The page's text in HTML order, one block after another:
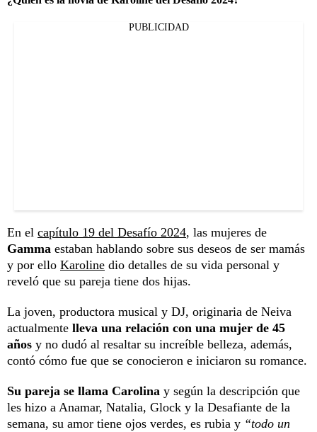
PUBLICIDAD
En el capítulo 19 del Desafío 2024, las mujeres de
Gamma estaban hablando sobre sus deseos de ser mamás
y por ello Karoline dio detalles de su vida personal y
reveló que su pareja tiene dos hijas.
La joven, productora musical y DJ, originaria de Neiva
actualmente lleva una relación con una mujer de 45
años y no dudó al resaltar su increíble belleza, además,
contó cómo fue que se conocieron e iniciaron su romance.
Su pareja se llama Carolina y según la descripción que
les hizo a Anamar, Natalia, Glock y la Desafiante de la
semana, su amor tiene ojos verdes, es rubia y “todo un